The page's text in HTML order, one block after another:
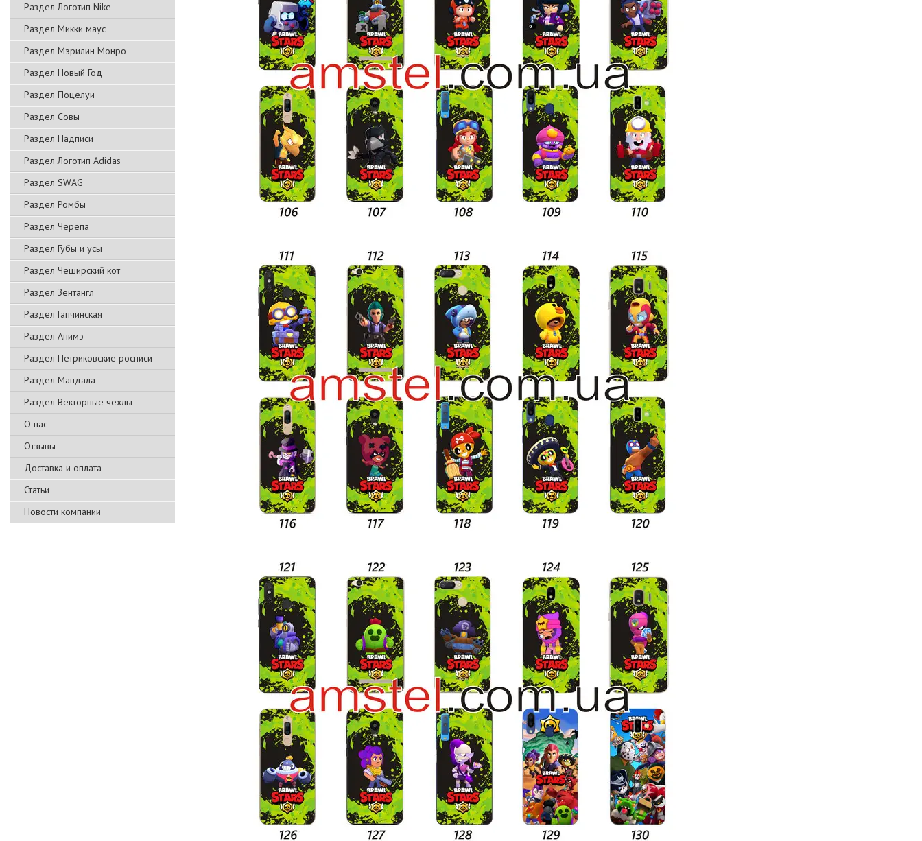
Раздел Логотип Nike
Раздел Микки маус
Раздел Мэрилин Монро
Раздел Новый Год
Раздел Поцелуи
Раздел Совы
Раздел Надписи
Раздел Логотип Adidas
Раздел SWAG
Раздел Ромбы
Раздел Черепа
Раздел Губы и усы
Раздел Чеширский кот
Раздел Зентангл
Раздел Гапчинская
Раздел Анимэ
Раздел Петриковские росписи
Раздел Мандала
Раздел Векторные чехлы
О нас
Отзывы
Доставка и оплата
Статьи
Новости компании